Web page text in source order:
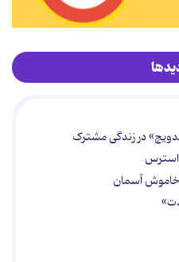
در زندگی مشترک
استرس
خاموش آسمان